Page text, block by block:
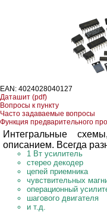
EAN: 4024028040127
Даташит (pdf)
Вопросы к пункту
Часто задаваемые вопросы
Функция предварительного
Интегральные
описанием. Всегда
1 Вт усилитель
стерео декодер
цепей приемника
чувствительных
операционный
шагового двигателя
и т.д.